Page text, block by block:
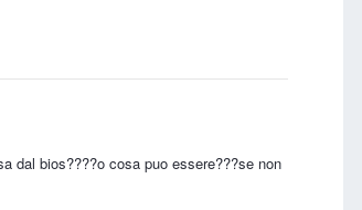
dal bios????o cosa puo essere???se non